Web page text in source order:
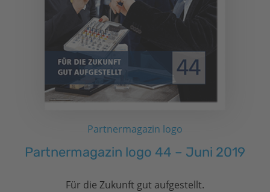
Partnermagazin logo
Partnermagazin logo 44 – Juni 2019
Für die Zukunft gut aufgestellt.